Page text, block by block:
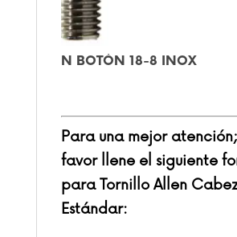
TORNILLO ALLEN
Para una mejor
favor llene el siguiente
para Tornillo Allen
Estándar: